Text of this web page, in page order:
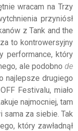
wracam na Trzy
przyniósł
z Tank and the
to kontrowersyjny
performance, który
ale podobno de
najlepsze drugiego
Festivalu, miało
najmocniej, tam
sama za siebie. Tak
który zawładnął